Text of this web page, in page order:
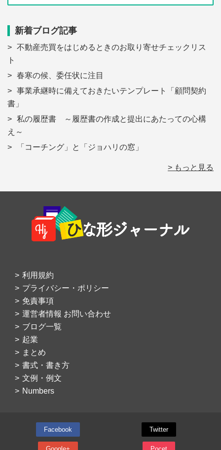
新着ブログ記事
不動産売買をはじめるときのお取り寄せチェックリス
ト
春寒の候、委任状に注目
事業承継時に備えておきたいテンプレート「顧問契約
書」
私の履歴書 ～履歴書の作成と提出にあたっての心構
え～
「コーチング」と「ジョハリの窓」
> もっと見る
Footer
利用規約
プライバシー・ポリシー
免責事項
運営者情報 お問い合わせ
ブログ一覧
起業
まとめ
書式・書き方
文例・例文
Numbers
Facebook Twitter